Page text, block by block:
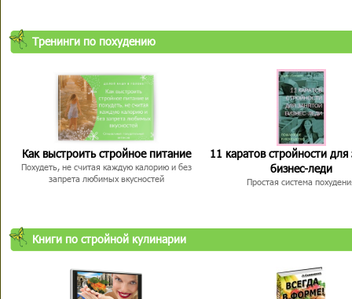
Тренинги по похудению
Как выстроить стройное питание
Похудеть, не считая каждую калорию и без
запрета любимых вкусностей
11 каратов стройности для
бизнес-леди
Простая система
Книги по стройной кулинарии